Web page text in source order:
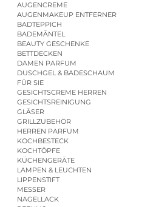
AUGENCREME
AUGENMAKEUP ENTFERNER
BADTEPPICH
BADEMÄNTEL
BEAUTY GESCHENKE
BETTDECKEN
DAMEN PARFUM
DUSCHGEL & BADESCHAUM
FÜR SIE
GESICHTSCREME HERREN
GESICHTSREINIGUNG
GLÄSER
GRILLZUBEHÖR
HERREN PARFUM
KOCHBESTECK
KOCHTÖPFE
KÜCHENGERÄTE
LAMPEN & LEUCHTEN
LIPPENSTIFT
MESSER
NAGELLACK